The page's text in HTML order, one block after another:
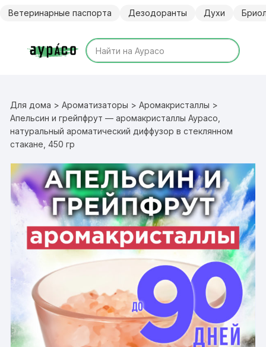
Ветеринарные паспорта Дезодоранты Духи
Для дома >Ароматизаторы >Аромакристаллы >
Апельсин и грейпфрут — аромакристаллы Аурасо,
натуральный ароматический диффузор в стеклянном
стакане, 450 гр